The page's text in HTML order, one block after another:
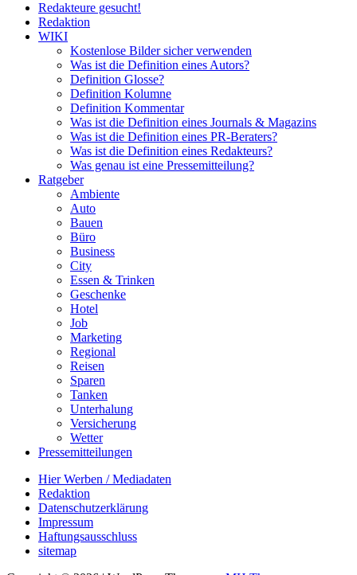
Redakteure gesucht!
Redaktion
WIKI
Kostenlose Bilder sicher verwenden
Was ist die Definition eines Autors?
Definition Glosse?
Definition Kolumne
Definition Kommentar
Was ist die Definition eines Journals & Magazins
Was ist die Definition eines PR-Beraters?
Was ist die Definition eines Redakteurs?
Was genau ist eine Pressemitteilung?
Ratgeber
Ambiente
Auto
Bauen
Büro
Business
City
Essen & Trinken
Geschenke
Hotel
Job
Marketing
Regional
Reisen
Sparen
Tanken
Unterhalung
Versicherung
Wetter
Pressemitteilungen
Hier Werben / Mediadaten
Redaktion
Datenschutzerklärung
Impressum
Haftungsausschluss
sitemap